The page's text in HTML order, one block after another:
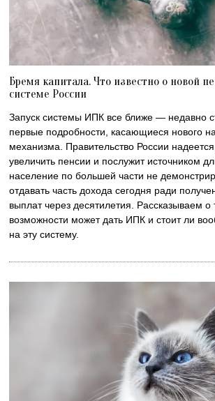
Бремя капитала. Что известно о новой
системе России
Запуск системы ИПК все ближе — недавно
первые подробности, касающиеся нового
механизма. Правительство России
увеличить пенсии и послужит источником
население по большей части не
отдавать часть дохода сегодня ради
выплат через десятилетия. Рассказываем о
возможности может дать ИПК и стоит ли
на эту систему.